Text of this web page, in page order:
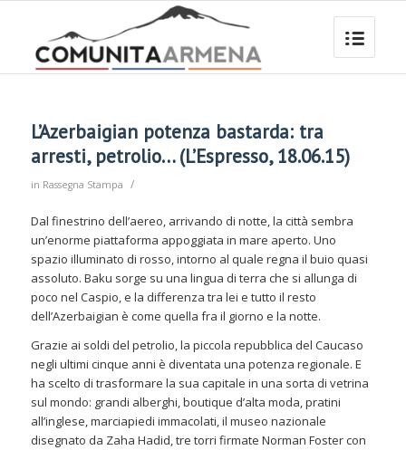
L’Azerbaigian potenza bastarda: tra
arresti, petrolio… (L’Espresso, 18.06.15)
in Rassegna Stampa /
Dal finestrino dell’aereo, arrivando di notte, la città sembra
un’enorme piattaforma appoggiata in mare aperto. Uno
spazio illuminato di rosso, intorno al quale regna il buio quasi
assoluto. Baku sorge su una lingua di terra che si allunga di
poco nel Caspio, e la differenza tra lei e tutto il resto
dell’Azerbaigian è come quella fra il giorno e la notte.
Grazie ai soldi del petrolio, la piccola repubblica del Caucaso
negli ultimi cinque anni è diventata una potenza regionale. E
ha scelto di trasformare la sua capitale in una sorta di vetrina
sul mondo: grandi alberghi, boutique d’alta moda, pratini
all’inglese, marciapiedi immacolati, il museo nazionale
disegnato da Zaha Hadid, tre torri firmate Norman Foster con